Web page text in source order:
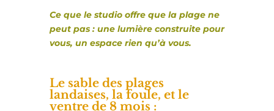
Ce que le studio offre que la plage ne
peut pas : une lumière construite pour
vous, un espace rien qu’à vous.
Le sable des plages
landaises, la foule, et le
ventre de 8 mois :